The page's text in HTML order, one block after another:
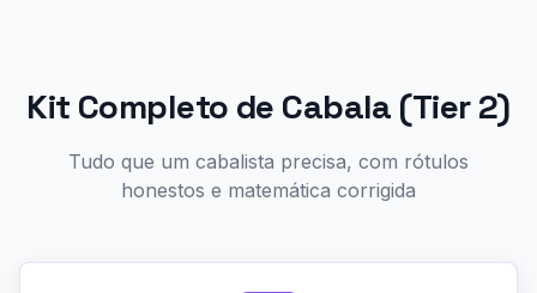
Kit Completo de Cabala (Tier 2)
Tudo que um cabalista precisa, com rótulos
honestos e matemática corrigida